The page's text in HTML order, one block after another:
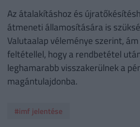
Az átalakításhoz és
átmeneti államosítására is
Valutaalap véleménye szerint,
feltétellel, hogy a rendbetétel
leghamarabb visszakerülnek a
magántulajdonba.
#imf jelentése